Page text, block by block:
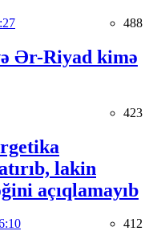
488
Ər-Riyad kimə
423
lakin
açıqlamayıb
412